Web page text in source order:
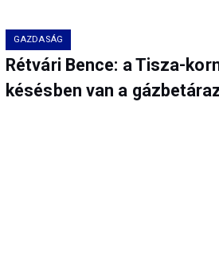
GAZDASÁG
Rétvári Bence: a Tisza-
késésben van a